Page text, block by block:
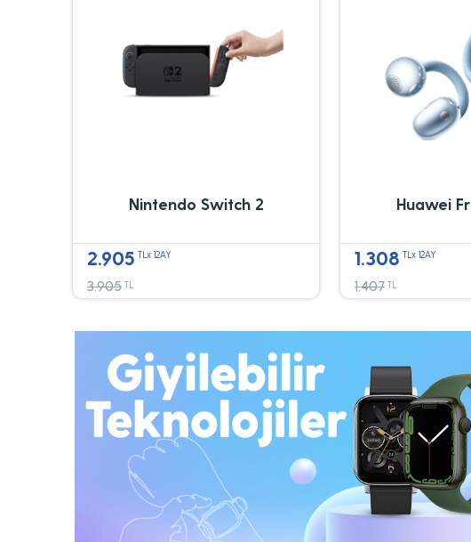
Nintendo Switch 2
2.905 TLx 12AY
3.905 TL
Huawei
1.308 TLx 12AY
1.407 TL